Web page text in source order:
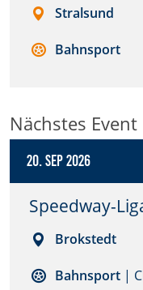
Stralsund
Bahnsport
Nächstes Event
20. Sep 2026
Speedway-
Brokstedt
Bahnsport |
DMSB
verwendeten
Cookie Laufzeit:
cookie_consent